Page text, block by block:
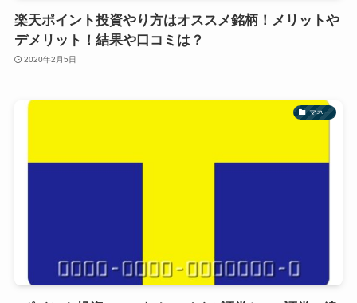
楽天ポイント投資やり方はオススメ銘柄！メリットや
デメリット！結果や口コミは？
2020年2月5日
マネー